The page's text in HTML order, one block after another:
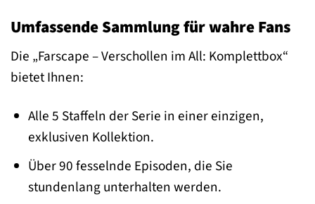
Umfassende Sammlung für wahre Fans
Die „Farscape – Verschollen im All: Komplettbox“
bietet Ihnen:
Alle 5 Staffeln der Serie in einer einzigen,
exklusiven Kollektion.
Über 90 fesselnde Episoden, die Sie
stundenlang unterhalten werden.